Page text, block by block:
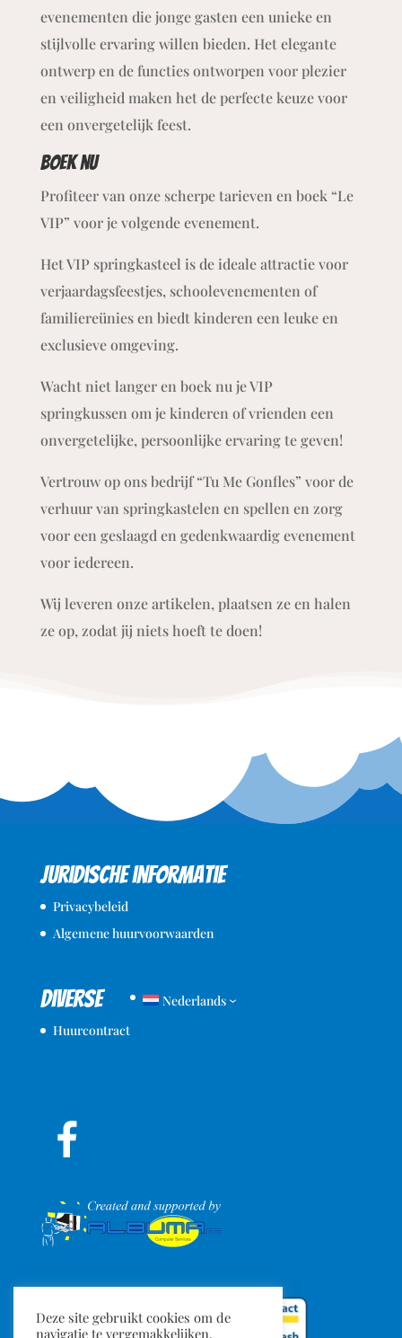
evenementen die jonge gasten een unieke en
stijlvolle ervaring willen bieden. Het elegante
ontwerp en de functies ontworpen voor plezier
en veiligheid maken het de perfecte keuze voor
een onvergetelijk feest.
Boek nu
Profiteer van onze scherpe tarieven en boek “Le
VIP” voor je volgende evenement.
Het VIP springkasteel is de ideale attractie voor
verjaardagsfeestjes, schoolevenementen of
familiereünies en biedt kinderen een leuke en
exclusieve omgeving.
Wacht niet langer en boek nu je VIP
springkussen om je kinderen of vrienden een
onvergetelijke, persoonlijke ervaring te geven!
Vertrouw op ons bedrijf “Tu Me Gonfles” voor de
verhuur van springkastelen en spellen en zorg
voor een geslaagd en gedenkwaardig evenement
voor iedereen.
Wij leveren onze artikelen, plaatsen ze en halen
ze op, zodat jij niets hoeft te doen!
Juridische informatie
Privacybeleid
Algemene huurvoorwaarden
Diverse
Huurcontract
Nederlands
Deze site gebruikt cookies om de
navigatie te vergemakkelijken,